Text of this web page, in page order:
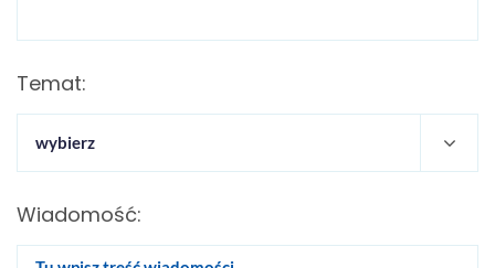
Temat:
Wiadomość: